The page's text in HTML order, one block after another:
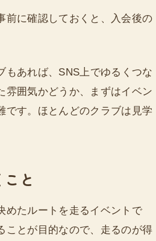
に確認しておくと、入会後の
もあれば、SNS上でゆるくつな
雰囲気かどうか、まずはイベン
です。ほとんどのクラブは見学
と
めたルートを走るイベントで
ことが目的なので、走るのが得